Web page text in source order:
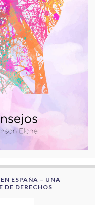
ESPAÑA – UNA
DERECHOS